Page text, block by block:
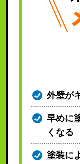
外壁が
早めに
くなる
塗装に